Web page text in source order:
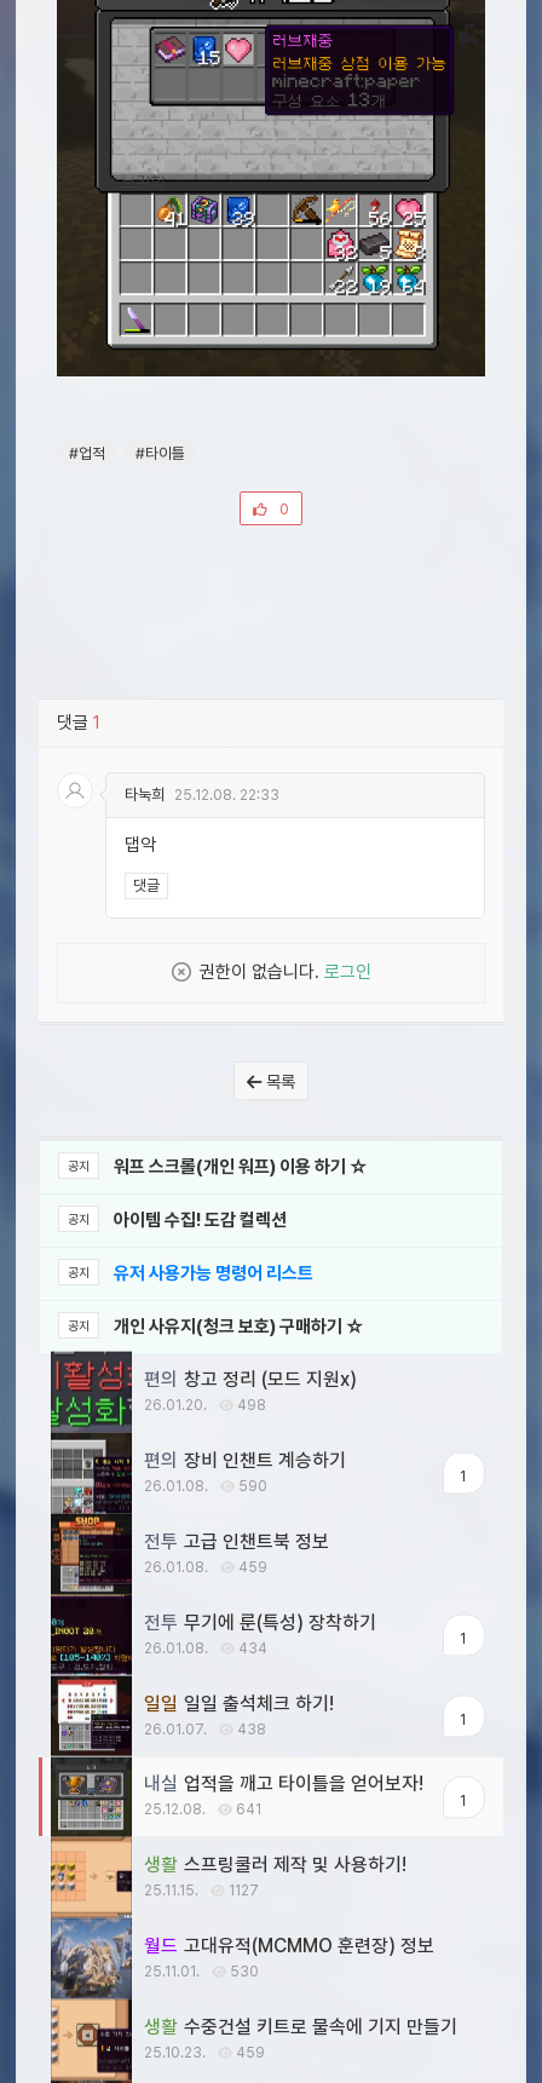
#업적 #타이틀
0
댓글1
타눅희 25.12.08. 22:33
댑악
댓글
권한이 없습니다. 로그인
목록
공지 워프 스크롤(개인 워프) 이용 하기 ☆
공지 아이템 수집! 도감 컬렉션
공지 유저 사용가능 명령어 리스트
공지 개인 사유지(청크 보호) 구매하기 ☆
편의 창고 정리 (모드 지원x)
26.01.20. 498
편의 장비 인챈트 계승하기
26.01.08. 590
1
전투 고급 인챈트북 정보
26.01.08. 459
전투 무기에 룬(특성) 장착하기
26.01.08. 434
1
일일 일일 출석체크 하기!
26.01.07. 438
1
내실 업적을 깨고 타이틀을 얻어보자!
25.12.08. 641
1
생활 스프링쿨러 제작 및 사용하기!
25.11.15. 1127
월드 고대유적(MCMMO 훈련장) 정보
25.11.01. 530
생활 수중건설 키트로 물속에 기지 만들기
25.10.23. 459